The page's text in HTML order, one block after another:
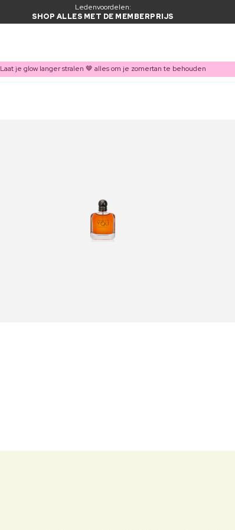
Ledenvoordelen:
SHOP ALLES MET DE MEMBERPRIJS
Laat je glow langer stralen 🤎 alles om je zomertan te behouden